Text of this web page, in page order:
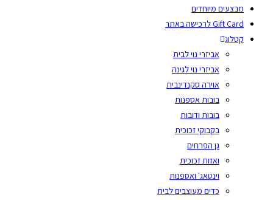
מבצעים מיוחדים
Gift Card לרכישה באתר
קטלוג
אביזרי נוי לבית
אביזרי נוי לגינה
אוירה סקנדינבית
בובות אספנות
בובות ודובות
בקבוקי זכוכית
גן הפרחים
ואזות זכוכית
וינטאג' ואספנות
כדים מעוצבים לבית